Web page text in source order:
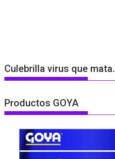
Culebrilla virus que mata.
Productos GOYA